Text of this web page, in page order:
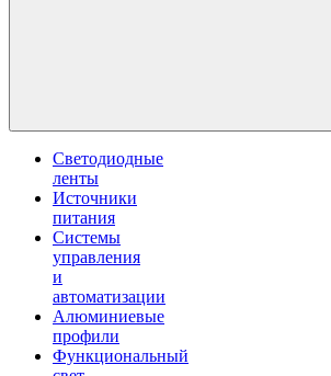
Светодиодные
ленты
Источники
питания
Системы
управления
и
автоматизации
Алюминиевые
профили
Функциональный